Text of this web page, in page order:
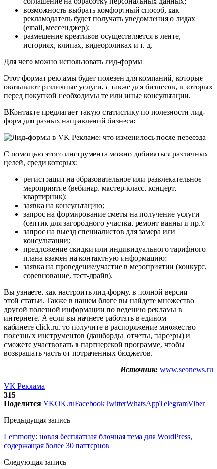
возможность выбрать комфортный способ, как
рекламодатель будет получать уведомления о лидах
(email, мессенджер);
размещение креативов осуществляется в ленте,
историях, клипах, видеороликах и т. д.
Для чего можно использовать лид-формы
Этот формат рекламы будет полезен для компаний, которые
оказывают различные услуги, а также для бизнесов, в которых
перед покупкой необходимы те или иные консультации.
ВКонтакте предлагает такую статистику по полезности лид-
форм для разных направлений бизнеса:
С помощью этого инструмента можно добиваться различных
целей, среди которых:
регистрация на образовательное или развлекательное
мероприятие (вебинар, мастер-класс, концерт,
квартирник);
заявка на консультацию;
запрос на формирование сметы на получение услуги
(септик для загородного участка, ремонт ванны и пр.);
запрос на выезд специалистов для замера или
консультации;
предложение скидки или индивидуального тарифного
плана взамен на контактную информацию;
заявка на проведение/участие в мероприятии (конкурс,
соревнование, тест-драйв).
Вы узнаете, как настроить лид-форму, в полной версии
этой статьи. Также в нашем блоге вы найдете множество
другой полезной информации по ведению рекламы в
интернете. А если вы начнете работать в едином
кабинете click.ru, то получите в распоряжение множество
полезных инструментов (дашборды, отчеты, парсеры) и
сможете участвовать в партнерской программе, чтобы
возвращать часть от потраченных бюджетов.
Источник: www.seonews.ru
VK Реклама
315
Поделится VKOK.ruFacebookTwitterWhatsAppTelegramViber
Предыдущая запись
Lemmony: новая бесплатная блочная тема для WordPress,
содержащая более 30 паттернов
Следующая запись